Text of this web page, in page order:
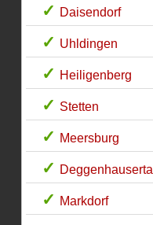
Daisendorf
Uhldingen
Heiligenberg
Stetten
Meersburg
Deggenhausertal
Markdorf